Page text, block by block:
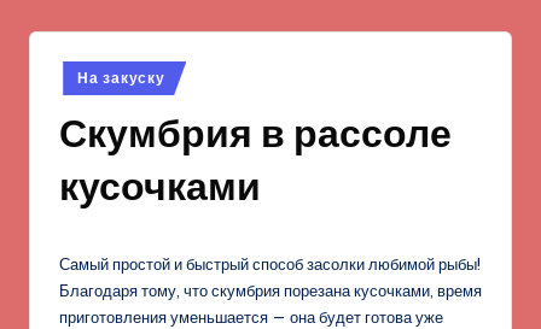
Опубликовано
в
На закуску
Скумбрия в рассоле
кусочками
Самый простой и быстрый способ засолки любимой рыбы!
Благодаря тому, что скумбрия порезана кусочками, время
приготовления уменьшается — она будет готова уже